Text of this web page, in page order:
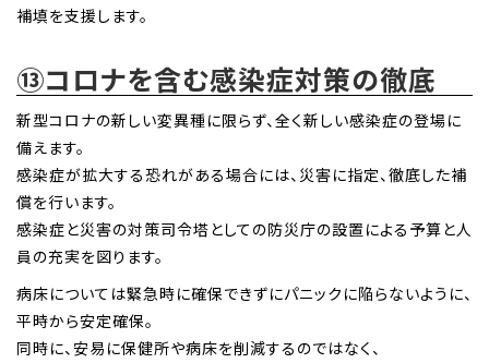
補填を支援します。
⑬コロナを含む感染症対策の徹底
新型コロナの新しい変異種に限らず、全く新しい感染症の登場に
備えます。
感染症が拡大する恐れがある場合には、災害に指定、徹底した補
償を行います。
感染症と災害の対策司令塔としての防災庁の設置による予算と人
員の充実を図ります。
病床については緊急時に確保できずにパニックに陥らないように、
平時から安定確保。
同時に、安易に保健所や病床を削減するのではなく、